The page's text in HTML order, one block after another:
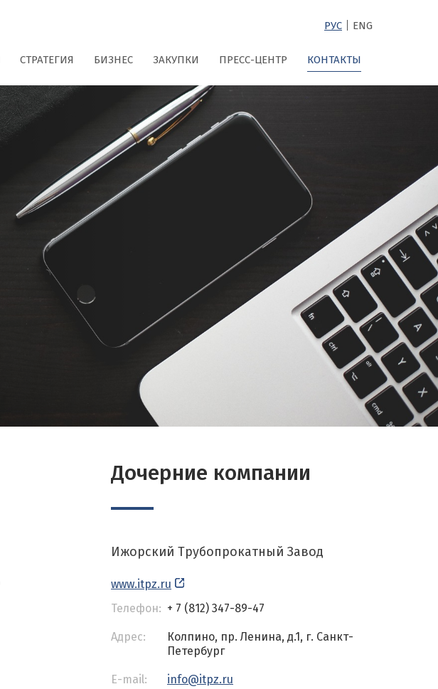
РУС ENG
СТРАТЕГИЯ БИЗНЕС ЗАКУПКИ ПРЕСС-ЦЕНТР КОНТАКТЫ
Дочерние компании
Ижорский Трубопрокатный Завод
www.itpz.ru
Телефон: + 7 (812) 347-89-47
Адрес:
Колпино, пр. Ленина, д.1, г. Санкт-
Петербург
E-mail: info@itpz.ru